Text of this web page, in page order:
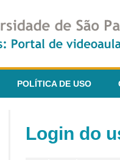
POLÍTICA DE USO
Login do